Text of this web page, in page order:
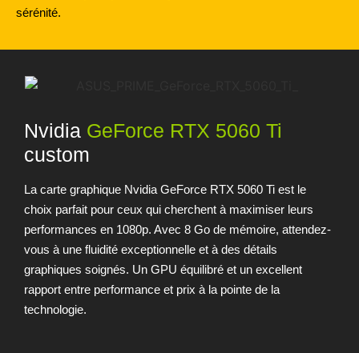
sérénité.
Nvidia GeForce RTX 5060 Ti
custom
La carte graphique Nvidia GeForce RTX 5060 Ti est le
choix parfait pour ceux qui cherchent à maximiser leurs
performances en 1080p. Avec 8 Go de mémoire, attendez-
vous à une fluidité exceptionnelle et à des détails
graphiques soignés. Un GPU équilibré et un excellent
rapport entre performance et prix à la pointe de la
technologie.